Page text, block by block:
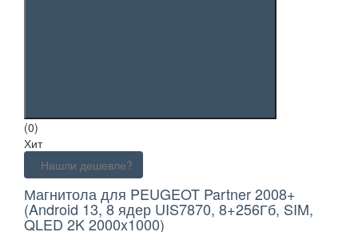
(0)
Хит
Нашли дешевле?
Магнитола для PEUGEOT Partner 2008+
(Android 13, 8 ядер UIS7870, 8+256Гб, SIM,
QLED 2K 2000x1000)